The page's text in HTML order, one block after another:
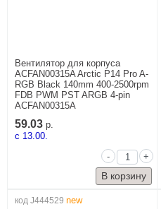
Вентилятор для корпуса
ACFAN00315A Arctic P14 Pro A-
RGB Black 140mm 400-2500rpm
FDB PWM PST ARGB 4-pin
ACFAN00315A
59.03 р.
c 13.00.
-
+
код J444529 new